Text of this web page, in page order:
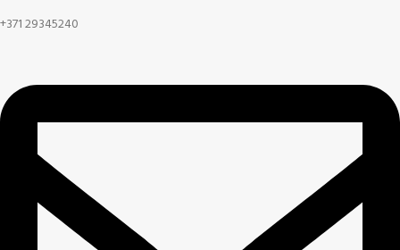
+371 29345240